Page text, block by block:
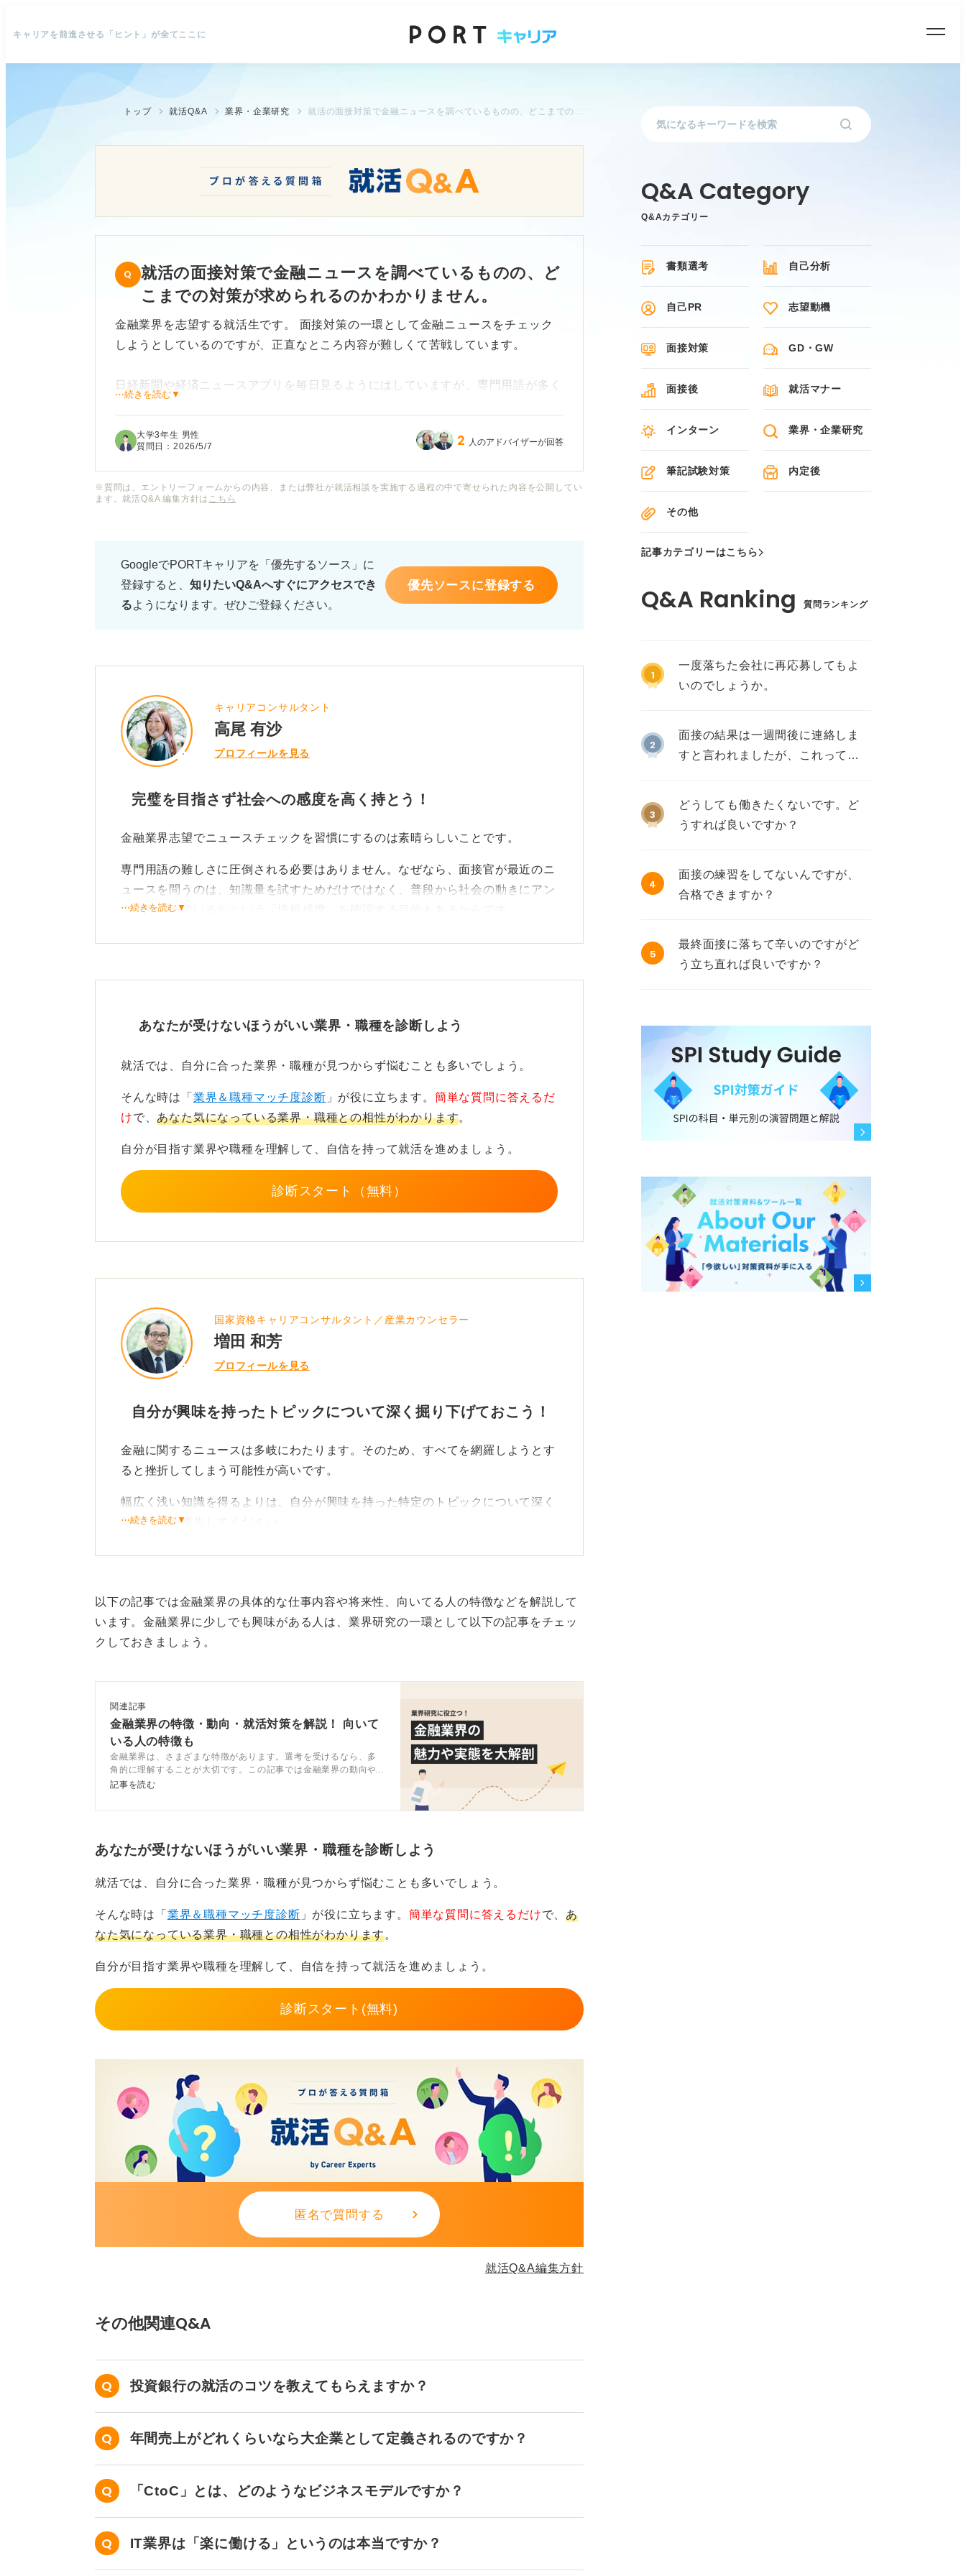
キャリアを前進させる「ヒント」が全てここに
トップ 就活Q&A 業界・企業研究 就活の面接対策で金融ニュースを調べているものの、どこまでの対策が求められるのかわかりません。
就活の面接対策で金融ニュースを調べているものの、ど
こまでの対策が求められるのかわかりません。
金融業界を志望する就活生です。 面接対策の一環として金融ニュースをチェック
しようとしているのですが、正直なところ内容が難しくて苦戦しています。
日経新聞や経済ニュースアプリを毎日見るようにはしていますが、専門用語が多く
はないかと焦りを感じてしまいます。
面接で「最近気になったニュースは？」と聞かれたときに、私の浅い知識で答えて
深掘りされるのが怖いです。
要があるのでしょうか？ また、知識ゼロからでも効率よくニュースを理解するた
めの勉強法やコツがあれば教えていただきたいです。
⋯続きを読む▼
大学3年生 男性
質問日：2026/5/7 2 人のアドバイザーが回答
※質問は、エントリーフォームからの内容、または弊社が就活相談を実施する過程の中で寄せられた内容を公開してい
ます。就活Q&A 編集方針は こちら
GoogleでPORTキャリアを「優先するソース」に
登録すると、 知りたいQ&Aへすぐにアクセスでき
るようになります。ぜひご登録ください。
優先ソースに登録する
キャリアコンサルタント
高尾 有沙
プロフィールを見る
完璧を目指さず社会への感度を高く持とう！
金融業界志望でニュースチェックを習慣にするのは素晴らしいことです。
専門用語の難しさに圧倒される必要はありません。なぜなら、面接官が最近のニ
ュースを問うのは、知識量を試すためだけではなく、普段から社会の動きにアン
テナを張っているかという「情報感度」を確認する目的もあるからです。
効率よく理解するためのコツは、広く浅い把握と、一つの深い掘り下げを組み合
を捉えるための大きな力となりますよ。
ちりも積もれば山となる！ 毎日5分のニュースチェックが深みを生む
まずは、自分が少しでも興味を持てるニュースを一つ選びましょう。そして、そ
す。
「私はこの出来事に対して、〇〇という点に課題を感じました」と、自分の言葉
で思考を深めるプロセスが、面接官にあなたの地頭の良さを印象付けます。
接での受け答えに深みが増し、志望動機にも説得力が生まれるはずですよ。
0
⋯続きを読む▼
あなたが受けないほうがいい業界・職種を診断しよう
就活では、自分に合った業界・職種が見つからず悩むことも多いでしょう。
そんな時は「 業界＆職種マッチ度診断 」が役に立ちます。 簡単な質問に答えるだ
けで、あなた気になっている業界・職種との相性がわかります。
自分が目指す業界や職種を理解して、自信を持って就活を進めましょう。
診断スタート（無料）
国家資格キャリアコンサルタント／産業カウンセラー
増田 和芳
プロフィールを見る
自分が興味を持ったトピックについて深く掘り下げておこう！
金融に関するニュースは多岐にわたります。そのため、すべてを網羅しようとす
ると挫折してしまう可能性が高いです。
幅広く浅い知識を得るよりは、自分が興味を持った特定のトピックについて深く
知ることを優先してください。
ニュースに対する考えや将来への活かし方まで踏み込めると好印象！
ニュースの内容を把握するだけでなく、その出来事を見て自分はどう感じたかを
理由とともに整理することが重要です。
さらに、その学びを将来の仕事にどう活かせるかまで考えをまとめておくと、面
日経新聞
が、結果として面接での説得力ある受け答えにつながります。
0
⋯続きを読む▼
以下の記事では金融業界の具体的な仕事内容や将来性、向いてる人の特徴などを解説して
います。金融業界に少しでも興味がある人は、業界研究の一環として以下の記事をチェッ
クしておきましょう。
関連記事
金融業界の特徴・動向・就活対策を解説！ 向いて
いる人の特徴も
金融業界は、さまざまな特徴があります。選考を受けるなら、多
角的に理解することが大切です。この記事では金融業界の動向や
業種、職種、金融業界独自の選考対策などについて、キャリアコ
記事を読む
あなたが受けないほうがいい業界・職種を診断しよう
就活では、自分に合った業界・職種が見つからず悩むことも多いでしょう。
そんな時は「 業界＆職種マッチ度診断 」が役に立ちます。 簡単な質問に答えるだけで、あ
なた気になっている業界・職種との相性がわかります。
自分が目指す業界や職種を理解して、自信を持って就活を進めましょう。
診断スタート(無料)
匿名で質問する
就活Q&A編集方針
その他関連Q&A
投資銀行の就活のコツを教えてもらえますか？
年間売上がどれくらいなら大企業として定義されるのですか？
「CtoC」とは、どのようなビジネスモデルですか？
IT業界は「楽に働ける」というのは本当ですか？
Q&Aカテゴリー
書類選考 自己分析
自己PR 志望動機
面接対策 GD・GW
面接後 就活マナー
インターン 業界・企業研究
筆記試験対策 内定後
その他
記事カテゴリーはこちら
質問ランキング
1
一度落ちた会社に再応募してもよ
いのでしょうか。
2
面接の結果は一週間後に連絡しま
すと言われましたが、これって不
3
どうしても働きたくないです。ど
うすれば良いですか？
4
面接の練習をしてないんですが、
合格できますか？
5
最終面接に落ちて辛いのですがど
う立ち直れば良いですか？